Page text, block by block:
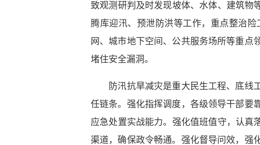
致观测研判及时发现坡体、水体、建筑物
腾库迎汛、预泄防洪等工作，重点整治
网、城市地下空间、公共服务场所等重点
堵住安全漏洞。
防汛抗旱减灾是重大民生工程、底线工
任链条。强化指挥调度，各级领导干部要
应急处置实战能力。强化值班值守，认真
渠道，确保政令畅通。强化督导问效，强